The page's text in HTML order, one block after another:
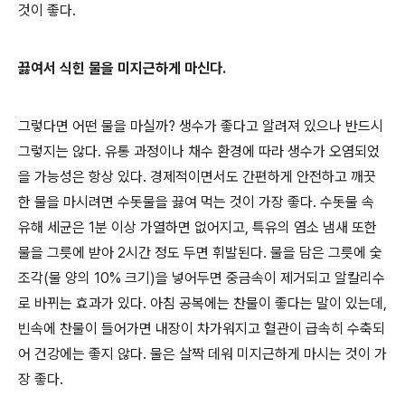
것이 좋다.
끓여서 식힌 물을 미지근하게 마신다.
그렇다면 어떤 물을 마실까? 생수가 좋다고 알려져 있으나 반드시
그렇지는 않다. 유통 과정이나 채수 환경에 따라 생수가 오염되었
을 가능성은 항상 있다. 경제적이면서도 간편하게 안전하고 깨끗
한 물을 마시려면 수돗물을 끓여 먹는 것이 가장 좋다. 수돗물 속
유해 세균은 1분 이상 가열하면 없어지고, 특유의 염소 냄새 또한
물을 그릇에 받아 2시간 정도 두면 휘발된다. 물을 담은 그릇에 숯
조각(물 양의 10% 크기)을 넣어두면 중금속이 제거되고 알칼리수
로 바뀌는 효과가 있다. 아침 공복에는 찬물이 좋다는 말이 있는데,
빈속에 찬물이 들어가면 내장이 차가워지고 혈관이 급속히 수축되
어 건강에는 좋지 않다. 물은 살짝 데워 미지근하게 마시는 것이 가
장 좋다.